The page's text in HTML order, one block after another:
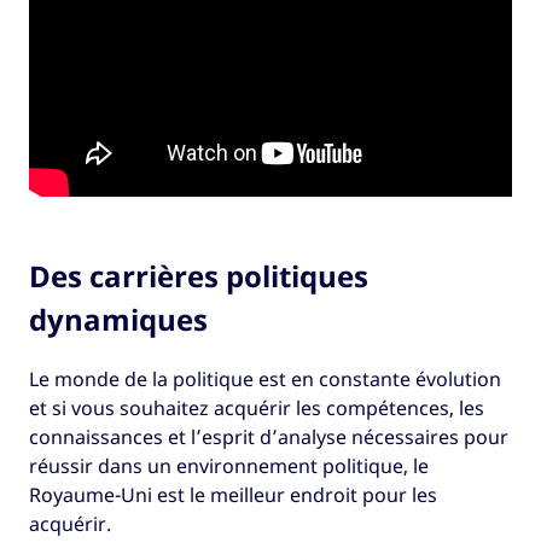
Des carrières politiques
dynamiques
Le monde de la politique est en constante évolution
et si vous souhaitez acquérir les compétences, les
connaissances et l’esprit d’analyse nécessaires pour
réussir dans un environnement politique, le
Royaume-Uni est le meilleur endroit pour les
acquérir.